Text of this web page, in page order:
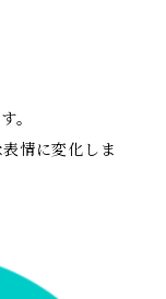
。
情に変化しま